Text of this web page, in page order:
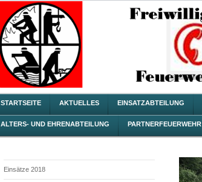
STARTSEITE AKTUELLES EINSATZABTEILUNG
ALTERS- UND EHRENABTEILUNG PARTNERFEUERWEHR
Einsätze 2018